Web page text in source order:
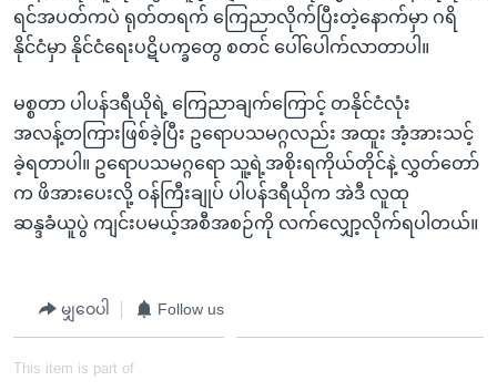
ရင်အပတ်ကပဲ ရုတ်တရက် ကြေညာလိုက်ပြီးတဲ့နောက်မှာ ဂရိ
နိုင်ငံမှာ နိုင်ငံရေးပဋိပက္ခတွေ စတင် ပေါ်ပေါက်လာတာပါ။
မစ္စတာ ပါပန်ဒရီယိုရဲ့ ကြေညာချက်ကြောင့် တနိုင်ငံလုံး
အလန့်တကြားဖြစ်ခဲ့ပြီး ဥရောပသမဂ္ဂလည်း အထူး အံ့အားသင့်
ခဲ့ရတာပါ။ ဥရောပသမဂ္ဂရော သူ့ရဲ့အစိုးရကိုယ်တိုင်နဲ့ လွှတ်တော်
က ဖိအားပေးလို့ ဝန်ကြီးချုပ် ပါပန်ဒရီယိုက အဲဒီ လူထု
ဆန္ဒခံယူပွဲ ကျင်းပမယ့်အစီအစဉ်ကို လက်လျှော့လိုက်ရပါတယ်။
မျှဝေပါ Follow us
This item is part of